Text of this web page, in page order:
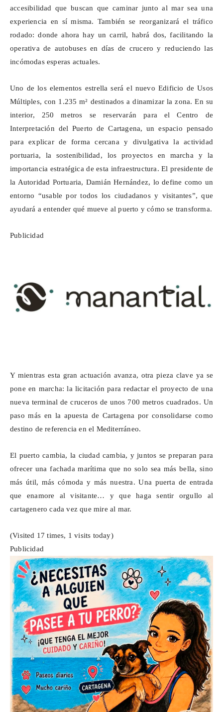
accesibilidad que buscan que caminar junto al mar sea una
experiencia en sí misma. También se reorganizará el tráfico
rodado: donde ahora hay un carril, habrá dos, facilitando la
operativa de autobuses en días de crucero y reduciendo las
incómodas esperas actuales.
Uno de los elementos estrella será el nuevo Edificio de Usos
Múltiples, con 1.235 m² destinados a dinamizar la zona. En su
interior, 250 metros se reservarán para el Centro de
Interpretación del Puerto de Cartagena, un espacio pensado
para explicar de forma cercana y divulgativa la actividad
portuaria, la sostenibilidad, los proyectos en marcha y la
importancia estratégica de esta infraestructura. El presidente de
la Autoridad Portuaria, Damián Hernández, lo define como un
entorno “usable por todos los ciudadanos y visitantes”, que
ayudará a entender qué mueve al puerto y cómo se transforma.
Publicidad
Y mientras esta gran actuación avanza, otra pieza clave ya se
pone en marcha: la licitación para redactar el proyecto de una
nueva terminal de cruceros de unos 700 metros cuadrados. Un
paso más en la apuesta de Cartagena por consolidarse como
destino de referencia en el Mediterráneo.
El puerto cambia, la ciudad cambia, y juntos se preparan para
ofrecer una fachada marítima que no solo sea más bella, sino
más útil, más cómoda y más nuestra. Una puerta de entrada
que enamore al visitante… y que haga sentir orgullo al
cartagenero cada vez que mire al mar.
(Visited 17 times, 1 visits today)
Publicidad